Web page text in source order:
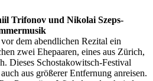
Trifonov und Nikolai Szeps-
dem abendlichen Rezital ein
zwei Ehepaaren, eines aus Zürich,
Dieses Schostakowitsch-Festival
aus größerer Entfernung anreisen.